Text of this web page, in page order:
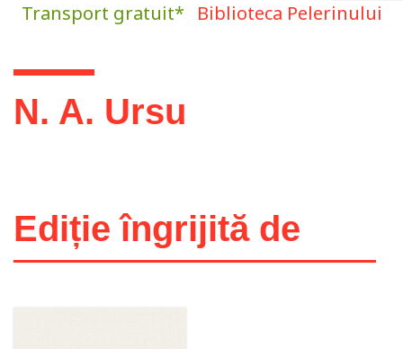
Transport gratuit* Biblioteca Pelerinului
Eşti aici
N. A. Ursu
Ediție îngrijită de